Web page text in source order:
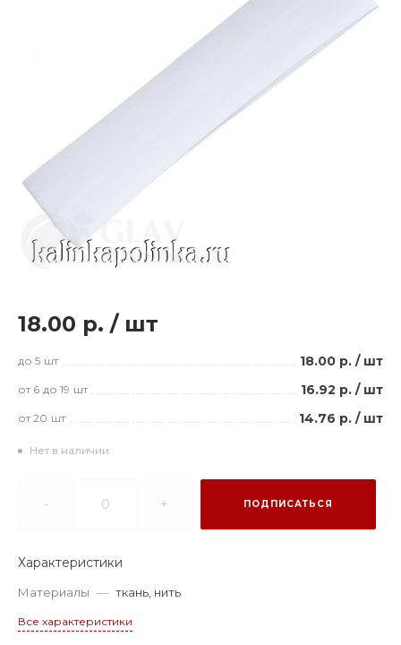
18.00 р. / шт
до 5 шт 18.00 р. / шт
от 6 до 19 шт 16.92 р. / шт
от 20 шт 14.76 р. / шт
Нет в наличии
- + ПОДПИСАТЬСЯ
Характеристики
Материалы — ткань, нить
Все характеристики